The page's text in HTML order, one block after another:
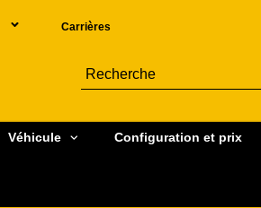
Carrières
Véhicule Configuration et prix